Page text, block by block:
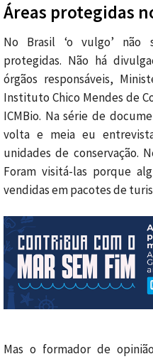
Áreas protegidas
No Brasil ‘o vulgo’ não
protegidas. Não há
órgãos responsáveis,
Instituto Chico Mendes de
ICMBio. Na série de
volta e meia eu
unidades de conservação.
Foram visitá-las porque
vendidas em pacotes de
Mas o formador de